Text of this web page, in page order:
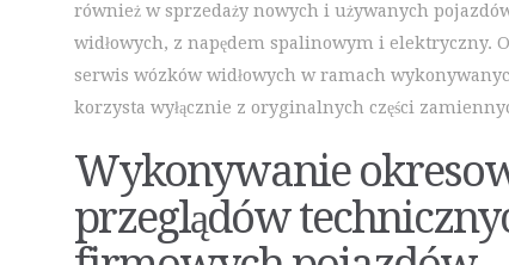
również w sprzedaży nowych i używanych
widłowych, z napędem spalinowym i elektryczny.
serwis wózków widłowych w ramach
korzysta wyłącznie z oryginalnych części
Wykonywanie
przeglądów